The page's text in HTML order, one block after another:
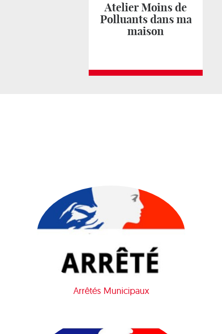
Atelier Moins de
Polluants dans ma
maison
Arrêtés Municipaux